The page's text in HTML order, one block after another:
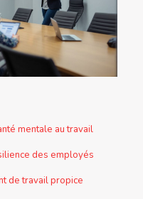
mentale au travail
des employés
de travail propice